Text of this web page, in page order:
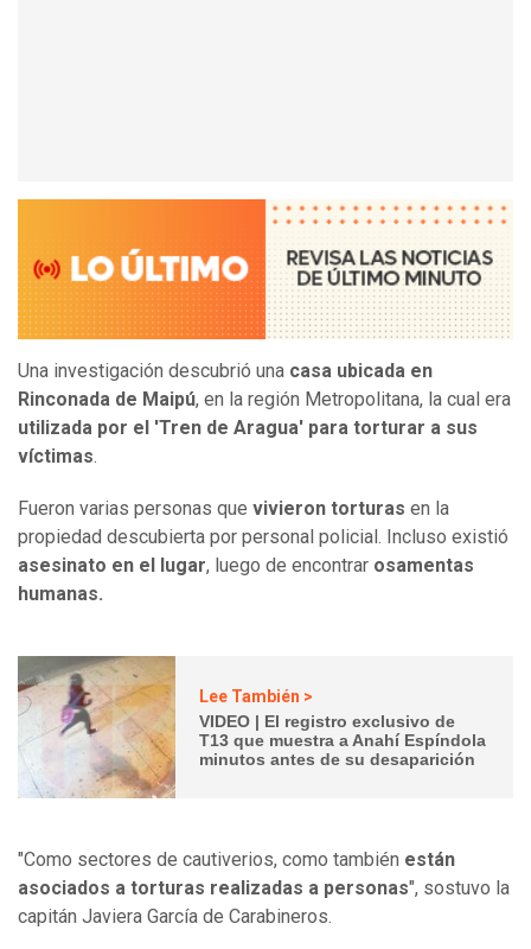
Una investigación descubrió una casa ubicada en
Rinconada de Maipú, en la región Metropolitana, la cual era
utilizada por el 'Tren de Aragua' para torturar a sus
víctimas.
Fueron varias personas que vivieron torturas en la
propiedad descubierta por personal policial. Incluso existió
asesinato en el lugar, luego de encontrar osamentas
humanas.
Lee También >
VIDEO | El registro exclusivo de
T13 que muestra a Anahí Espíndola
minutos antes de su desaparición
"Como sectores de cautiverios, como también están
asociados a torturas realizadas a personas", sostuvo la
capitán Javiera García de Carabineros.